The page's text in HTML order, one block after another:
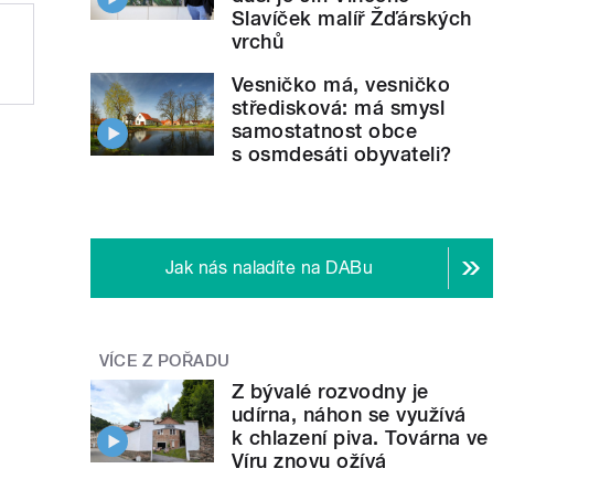
Slavíček malíř Žďárských
vrchů
Vesničko má, vesničko
středisková: má smysl
samostatnost obce
s osmdesáti obyvateli?
Jak nás naladíte na DABu
VÍCE Z POŘADU
Z bývalé rozvodny je
udírna, náhon se využívá
k chlazení piva. Továrna ve
Víru znovu ožívá